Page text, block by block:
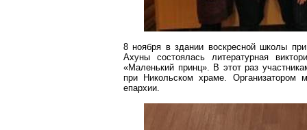
8 ноября в здании воскресной школы
Ахуны состоялась литературная
«Маленький принц». В этот раз
при Никольском храме. Организатором
епархии.